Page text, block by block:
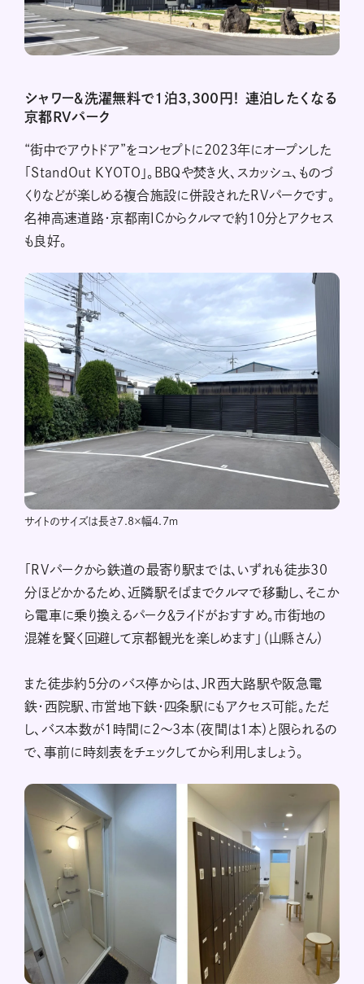
シャワー＆洗濯無料で1泊3,300円！ 連泊したくなる
京都RVパーク
“街中でアウトドア”をコンセプトに2023年にオープンした
「StandOut KYOTO」。BBQや焚き火、スカッシュ、ものづ
くりなどが楽しめる複合施設に併設されたRVパークです。
名神高速道路・京都南ICからクルマで約10分とアクセス
も良好。
サイトのサイズは長さ7.8×幅4.7ｍ
「RVパークから鉄道の最寄り駅までは、いずれも徒歩30
分ほどかかるため、近隣駅そばまでクルマで移動し、そこか
ら電車に乗り換えるパーク＆ライドがおすすめ。市街地の
混雑を賢く回避して京都観光を楽しめます」（山縣さん）
また徒歩約5分のバス停からは、JR西大路駅や阪急電
鉄・西院駅、市営地下鉄・四条駅にもアクセス可能。ただ
し、バス本数が1時間に2～3本（夜間は1本）と限られるの
で、事前に時刻表をチェックしてから利用しましょう。